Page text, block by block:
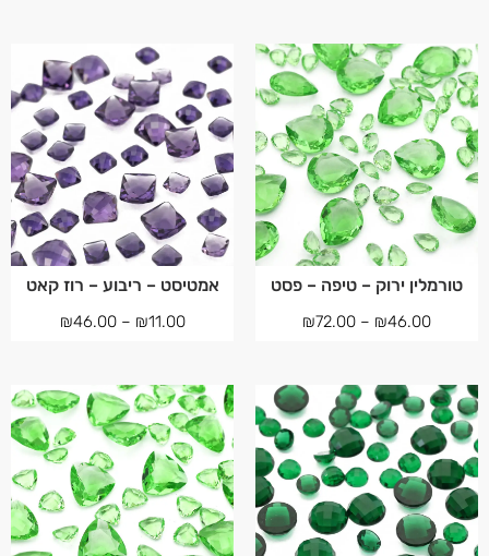
טורמלין ירוק – טיפה – פסט
₪46.00
–
₪72.00
אמטיסט – ריבוע – רוז קאט
₪11.00
–
₪46.00